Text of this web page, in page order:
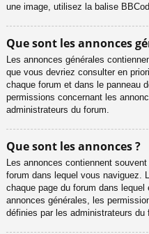
une image, utilisez la balise
Que sont les annonces
Les annonces générales
que vous devriez consulter en
chaque forum et dans le panneau
permissions concernant les
administrateurs du forum.
Que sont les annonces ?
Les annonces contiennent
forum dans lequel vous naviguez.
chaque page du forum dans
annonces générales, les
définies par les administrateurs du